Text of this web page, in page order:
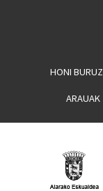
HONI BURUZ
ARAUAK